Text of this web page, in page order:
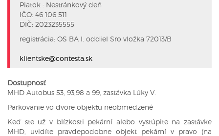
Piatok : Nestránkový deň
IČO: 46 106 511
DIČ: 2023235555
registrácia: OS BA I. oddiel Sro vložka 72013/B
klientske@contesta.sk
Dostupnosť
MHD Autobus 53, 93,98 a 99, zastávka Lúky V.
Parkovanie vo dvore objektu neobmedzené
Keď ste už v blízkosti pekární alebo vystúpite na zastávke
MHD, uvidíte pravdepodobne objekt pekární v pravo (na